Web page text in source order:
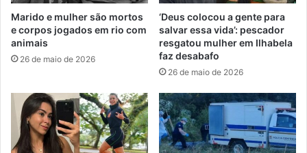
Marido e mulher são mortos
e corpos jogados em rio com
animais
26 de maio de 2026
‘Deus colocou a gente para
salvar essa vida’: pescador
resgatou mulher em Ilhabela
faz desabafo
26 de maio de 2026